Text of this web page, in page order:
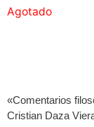
Agotado
«Comentarios
Cristian Daza